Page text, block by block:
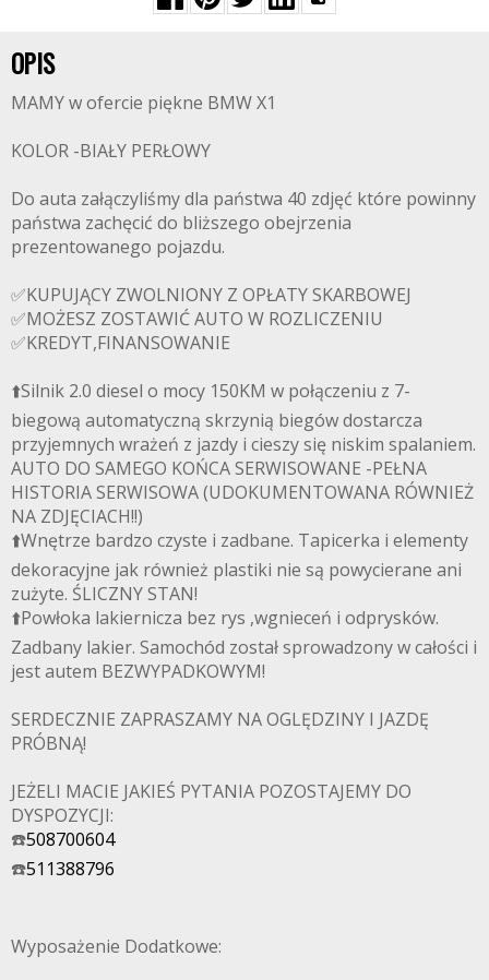
OPIS
MAMY w ofercie piękne BMW X1
KOLOR -BIAŁY PERŁOWY
Do auta załączyliśmy dla państwa 40 zdjęć które powinny
państwa zachęcić do bliższego obejrzenia
prezentowanego pojazdu.
✅KUPUJĄCY ZWOLNIONY Z OPŁATY SKARBOWEJ
✅MOŻESZ ZOSTAWIĆ AUTO W ROZLICZENIU
✅KREDYT,FINANSOWANIE
⬆️Silnik 2.0 diesel o mocy 150KM w połączeniu z 7-
biegową automatyczną skrzynią biegów dostarcza
przyjemnych wrażeń z jazdy i cieszy się niskim spalaniem.
AUTO DO SAMEGO KOŃCA SERWISOWANE -PEŁNA
HISTORIA SERWISOWA (UDOKUMENTOWANA RÓWNIEŻ
NA ZDJĘCIACH!!)
⬆️Wnętrze bardzo czyste i zadbane. Tapicerka i elementy
dekoracyjne jak również plastiki nie są powycierane ani
zużyte. ŚLICZNY STAN!
⬆️Powłoka lakiernicza bez rys ,wgnieceń i odprysków.
Zadbany lakier. Samochód został sprowadzony w całości i
jest autem BEZWYPADKOWYM!
SERDECZNIE ZAPRASZAMY NA OGLĘDZINY I JAZDĘ
PRÓBNĄ!
JEŻELI MACIE JAKIEŚ PYTANIA POZOSTAJEMY DO
DYSPOZYCJI:
☎️508700604
☎️511388796
Wyposażenie Dodatkowe: